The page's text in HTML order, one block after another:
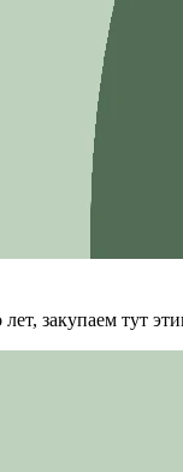
закупаем тут